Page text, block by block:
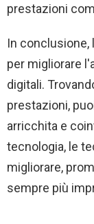
prestazioni
In conclusione,
per migliorare
digitali.
prestazioni,
arricchita e
tecnologia, le
migliorare,
sempre più